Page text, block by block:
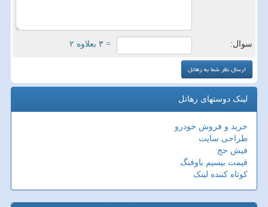
سوال: = ۳ بعلاوه ۲
لینک دوستهای رهاتل
خرید و فروش خودرو
طراحی سایت
فیش حج
قیمت بیسیم باوفنگ
کوتاه کننده لینک